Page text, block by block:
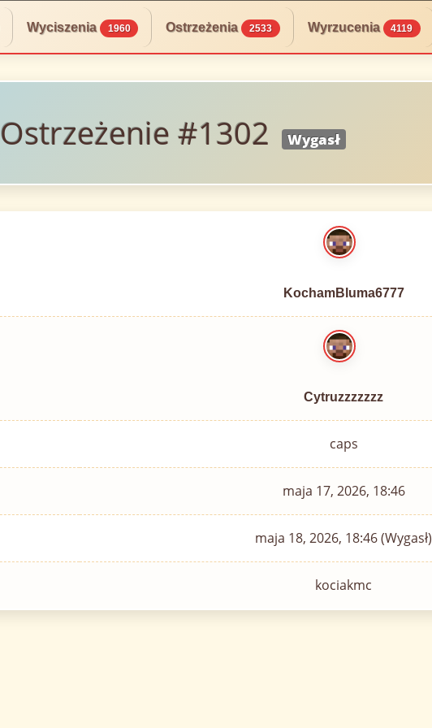
Wyciszenia 1960 Ostrzeżenia 2533 Wyrzucenia 4119
Ostrzeżenie #1302 Wygasł
KochamBluma6777
Cytruzzzzzzz
caps
maja 17, 2026, 18:46
maja 18, 2026, 18:46 (Wygasł)
kociakmc